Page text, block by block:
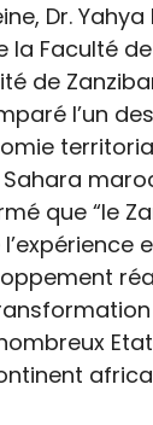
Dr. Yahya
la Faculté
de
l’un
que “le